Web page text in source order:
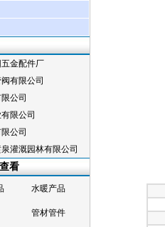
金配件厂
有限公司
公司
限公司
公司
灌溉园林有限公司
看
水暖产品
管材管件